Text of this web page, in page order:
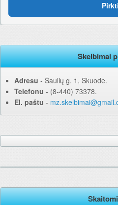
Pirkti
Skelbimai
Adresu ‐ Šaulių g. 1, Skuode.
Telefonu ‐ (8-440) 73378.
El. paštu ‐